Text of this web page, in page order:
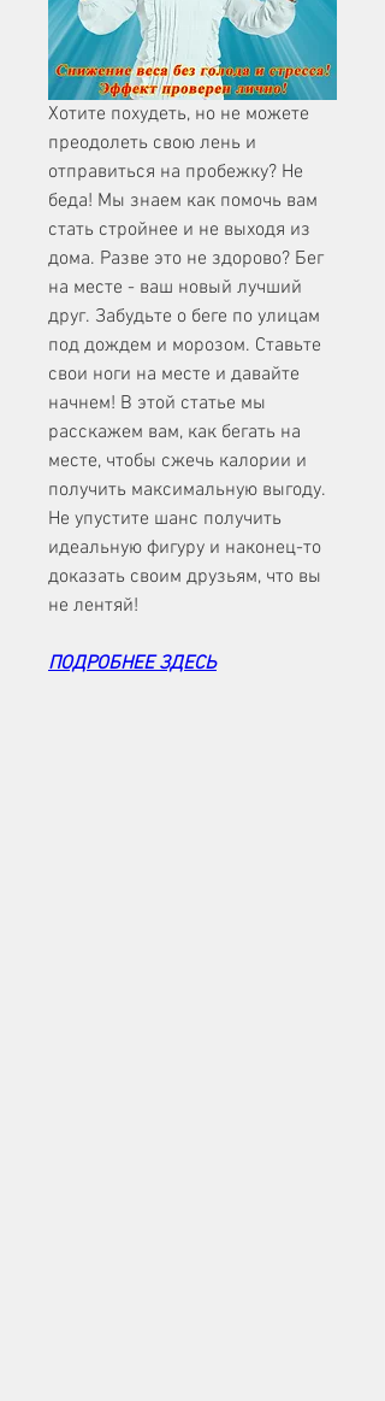
Хотите похудеть, но не можете
преодолеть свою лень и
отправиться на пробежку? Не
беда! Мы знаем как помочь вам
стать стройнее и не выходя из
дома. Разве это не здорово? Бег
на месте - ваш новый лучший
друг. Забудьте о беге по улицам
под дождем и морозом. Ставьте
свои ноги на месте и давайте
начнем! В этой статье мы
расскажем вам, как бегать на
месте, чтобы сжечь калории и
получить максимальную выгоду.
Не упустите шанс получить
идеальную фигуру и наконец-то
доказать своим друзьям, что вы
не лентяй!
ПОДРОБНЕЕ ЗДЕСЬ